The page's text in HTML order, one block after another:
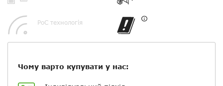
PoC технологія
Чому варто купувати у нас:
+ Вибрати файли